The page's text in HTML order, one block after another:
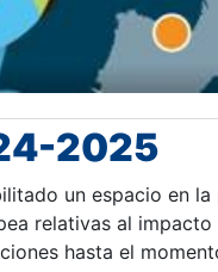
2025
un espacio en
relativas al
hasta el